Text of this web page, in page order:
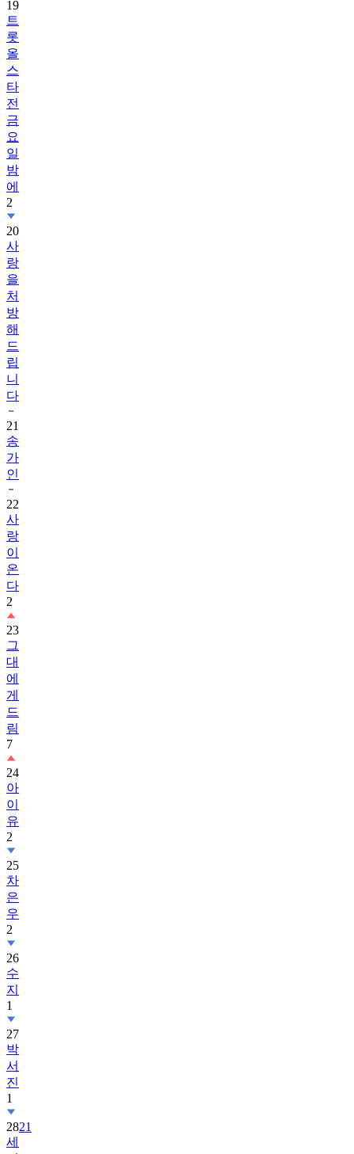
롯
올
스
타
전
금
요
일
밤
에
2
20
사
랑
을
처
방
해
드
립
니
다
21
송
가
인
22
사
랑
이
온
다
2
23
그
대
에
게
드
림
7
24
아
이
유
2
25
차
은
우
2
26
수
지
1
27
박
서
진
1
28
세
기
대